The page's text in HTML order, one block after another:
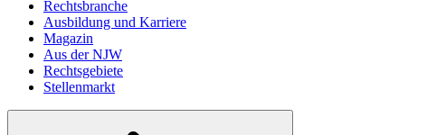
Rechtsbranche
Ausbildung und Karriere
Magazin
Aus der NJW
Rechtsgebiete
Stellenmarkt